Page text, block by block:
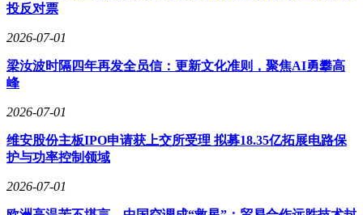
投反对票
2026-07-01
梁汝波时隔四年再发全员信：更新文化准则，聚焦AI勇攀高
峰
2026-07-01
维安股份主板IPO申请获上交所受理 拟募18.35亿拓展电路保
护与功率控制领域
2026-07-01